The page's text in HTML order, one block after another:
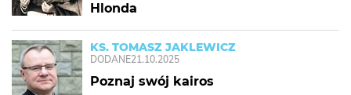
Hlonda
KS. TOMASZ JAKLEWICZ
DODANE21.10.2025
Poznaj swój kairos